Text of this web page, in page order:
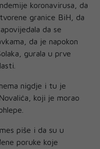
koronavirusa, da
granice BiH, da
da se
da je napokon
gurala u prve
nigdje i tu je
koji je morao
piše i da su u
poruke koje